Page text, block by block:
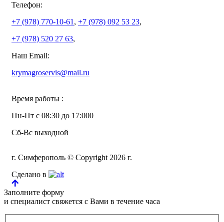
Телефон:
+7 (978) 770-10-61 , +7 (978) 092 53 23,
+7 (978) 520 27 63,
Наш Email:
krymagroservis@mail.ru
Время работы :
Пн-Пт с 08:30 до 17:000
Сб-Вс выходной
г. Симферополь © Copyright 2026 г.
Сделано в
Заполните форму
и специалист свяжется с Вами в течение часа